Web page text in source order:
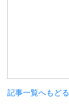
記事一覧へもどる